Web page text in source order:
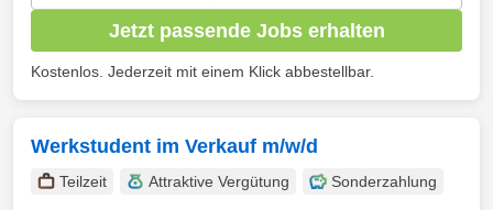
Jetzt passende Jobs erhalten
Kostenlos. Jederzeit mit einem Klick abbestellbar.
Werkstudent im Verkauf m/w/d
Teilzeit Attraktive Vergütung
Sonderzahlung